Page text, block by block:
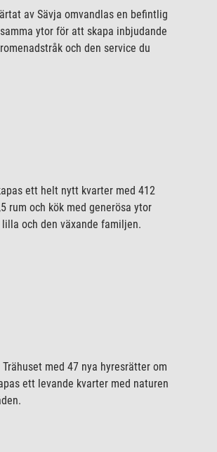
av Sävja omvandlas en befintlig
ytor för att skapa inbjudande
och den service du
ett helt nytt kvarter med 412
rum och kök med generösa ytor
och den växande familjen.
med 47 nya hyresrätter om
ett levande kvarter med naturen